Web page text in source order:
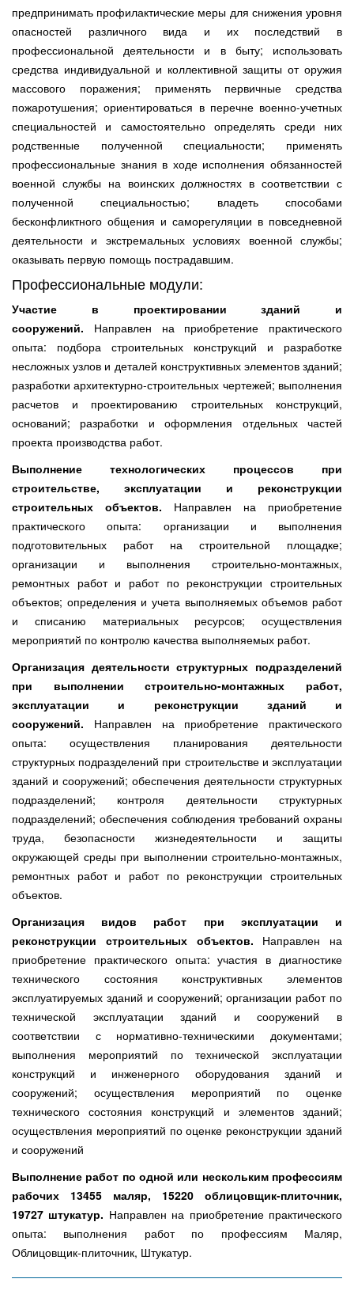
предпринимать профилактические меры для снижения уровня
опасностей различного вида и их последствий в
профессиональной деятельности и в быту; использовать
средства индивидуальной и коллективной защиты от оружия
массового поражения; применять первичные средства
пожаротушения; ориентироваться в перечне военно-учетных
специальностей и самостоятельно определять среди них
родственные полученной специальности; применять
профессиональные знания в ходе исполнения обязанностей
военной службы на воинских должностях в соответствии с
полученной специальностью; владеть способами
бесконфликтного общения и саморегуляции в повседневной
деятельности и экстремальных условиях военной службы;
оказывать первую помощь пострадавшим.
Профессиональные модули:
Участие в проектировании зданий и
сооружений. Направлен на приобретение практического
опыта: подбора строительных конструкций и разработке
несложных узлов и деталей конструктивных элементов зданий;
разработки архитектурно-строительных чертежей; выполнения
расчетов и проектированию строительных конструкций,
оснований; разработки и оформления отдельных частей
проекта производства работ.
Выполнение технологических процессов при
строительстве, эксплуатации и реконструкции
строительных объектов. Направлен на приобретение
практического опыта: организации и выполнения
подготовительных работ на строительной площадке;
организации и выполнения строительно-монтажных,
ремонтных работ и работ по реконструкции строительных
объектов; определения и учета выполняемых объемов работ
и списанию материальных ресурсов; осуществления
мероприятий по контролю качества выполняемых работ.
Организация деятельности структурных подразделений
при выполнении строительно-монтажных работ,
эксплуатации и реконструкции зданий и
сооружений. Направлен на приобретение практического
опыта: осуществления планирования деятельности
структурных подразделений при строительстве и эксплуатации
зданий и сооружений; обеспечения деятельности структурных
подразделений; контроля деятельности структурных
подразделений; обеспечения соблюдения требований охраны
труда, безопасности жизнедеятельности и защиты
окружающей среды при выполнении строительно-монтажных,
ремонтных работ и работ по реконструкции строительных
объектов.
Организация видов работ при эксплуатации и
реконструкции строительных объектов. Направлен на
приобретение практического опыта: участия в диагностике
технического состояния конструктивных элементов
эксплуатируемых зданий и сооружений; организации работ по
технической эксплуатации зданий и сооружений в
соответствии с нормативно-техническими документами;
выполнения мероприятий по технической эксплуатации
конструкций и инженерного оборудования зданий и
сооружений; осуществления мероприятий по оценке
технического состояния конструкций и элементов зданий;
осуществления мероприятий по оценке реконструкции зданий
и сооружений
Выполнение работ по одной или нескольким профессиям
рабочих 13455 маляр, 15220 облицовщик-плиточник,
19727 штукатур. Направлен на приобретение практического
опыта: выполнения работ по профессиям Маляр,
Облицовщик-плиточник, Штукатур.